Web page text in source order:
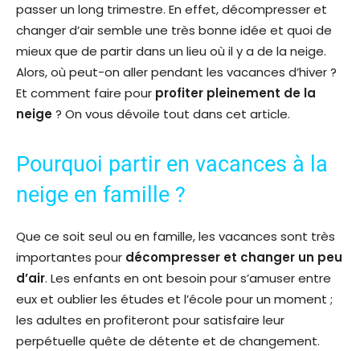
passer un long trimestre. En effet, décompresser et
changer d’air semble une très bonne idée et quoi de
mieux que de partir dans un lieu où il y a de la neige.
Alors, où peut-on aller pendant les vacances d’hiver ?
Et comment faire pour profiter pleinement de la
neige? On vous dévoile tout dans cet article.
Pourquoi partir en vacances à la
neige en famille ?
Que ce soit seul ou en famille, les vacances sont très
importantes pour décompresser et changer un peu
d’air. Les enfants en ont besoin pour s’amuser entre
eux et oublier les études et l’école pour un moment ;
les adultes en profiteront pour satisfaire leur
perpétuelle quête de détente et de changement.